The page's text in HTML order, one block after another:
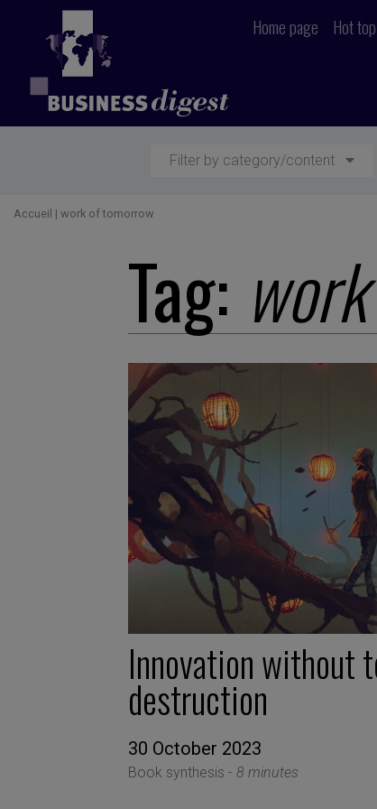
Home page Hot
Filter by category/content
Accueil | work of tomorrow
Tag:
Innovation without
destruction
30 October 2023
Book synthesis - 8 minutes